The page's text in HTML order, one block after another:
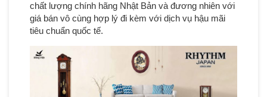
chất lượng chính hãng Nhật Bản và đương nhiên với
giá bán vô cùng hợp lý đi kèm với dịch vụ hậu mãi
tiêu chuẩn quốc tế.